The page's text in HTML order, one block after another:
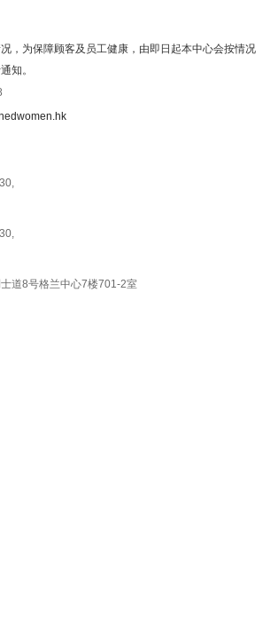
，为保障顾客及员工健康，由即日起本中心会按情况
知。
道8号格兰中心7楼701-2室